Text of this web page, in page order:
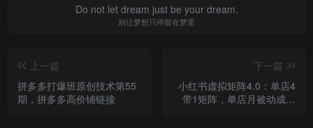
Do not let dream just be your dream.
别让梦想只停留在梦里
上一篇
拼多多打爆班原创技术第55
期，拼多多高价铺链接
下一篇
小红书虚拟矩阵4.0：单店4
带1矩阵，单店月被动成交